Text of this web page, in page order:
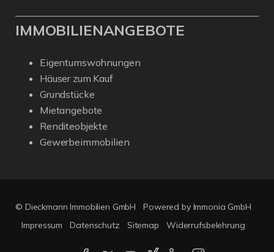
IMMOBILIENANGEBOTE
Eigentumswohnungen
Häuser zum Kauf
Grundstücke
Mietangebote
Renditeobjekte
Gewerbeimmobilien
© Dieckmann Immobilien GmbH
Powered by Immonia GmbH
Impressum
Datenschutz Sitemap Widerrufsbelehrung